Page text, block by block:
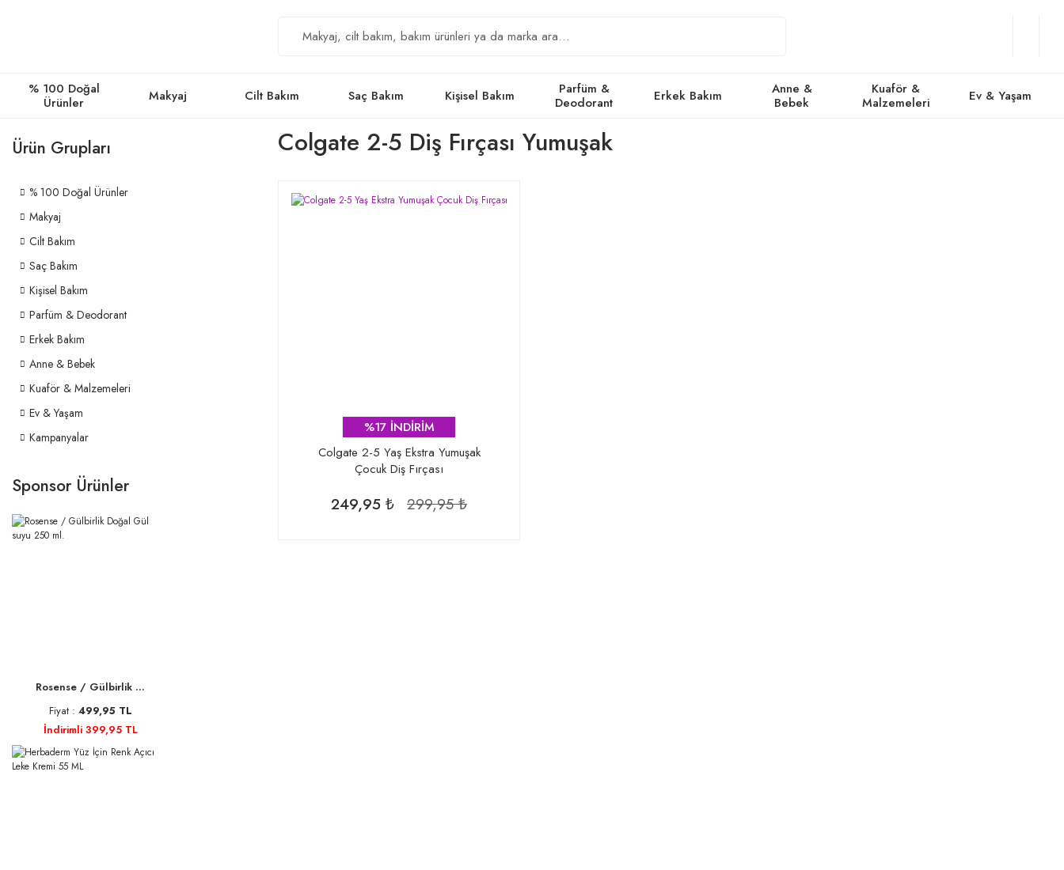
% 100 Doğal
Ürünler
Makyaj Cilt Bakım Saç Bakım Kişisel Bakım
Parfüm &
Deodorant
Erkek Bakım
Anne &
Bebek
Kuaför &
Malzemeleri
Ev & Yaşam
Ürün Grupları
% 100 Doğal Ürünler
Makyaj
Cilt Bakım
Saç Bakım
Kişisel Bakım
Parfüm & Deodorant
Erkek Bakım
Anne & Bebek
Kuaför & Malzemeleri
Ev & Yaşam
Kampanyalar
Sponsor Ürünler
Rosense / Gülbirlik ...
Fiyat : 499,95 TL
İndirimli 399,95 TL
Colgate 2-5 Diş Fırçası Yumuşak
%17 İNDİRİM
Colgate 2-5 Yaş Ekstra Yumuşak
Çocuk Diş Fırçası
249,95 ₺ 299,95 ₺